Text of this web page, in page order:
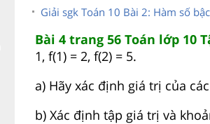
Giải sgk Toán 10 Bài 2: Hàm số
Bài 4 trang 56 Toán lớp 10
1, f(1) = 2, f(2) = 5.
a) Hãy xác định giá trị của
b) Xác định tập giá trị và